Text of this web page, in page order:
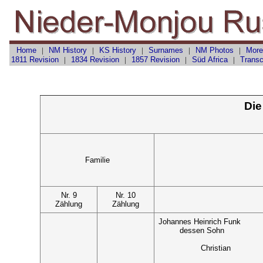
Home| NM History| KS History| Surnames | NM Photos |
1811 Revision| 1834 Revision| 1857 Revision | Süd Africa|
Familie
Nr. 9
Zählung
Nr. 10
Zählung
Johannes Heinrich Funk
dessen Sohn
Christian